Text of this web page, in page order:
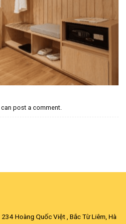
post a comment.
Hoàng Quốc Việt , Bắc Từ Liêm, Hà